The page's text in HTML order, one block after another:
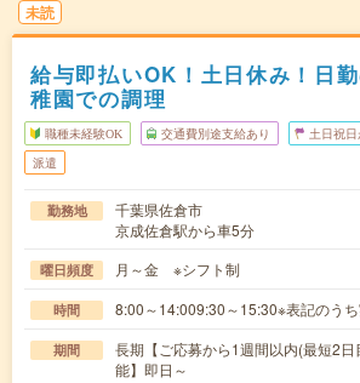
未読
給与即払いOK！土日休み！日
稚園での調理
職種未経験OK 交通費別途支給あり 土日祝
派遣
勤務地
千葉県佐倉市
京成佐倉駅から車5分
曜日頻度 月～金 ※シフト制
時間 8:00～14:009:30～15:30※表記のうち
期間
長期【ご応募から1週間以内(最短2
能】即日～